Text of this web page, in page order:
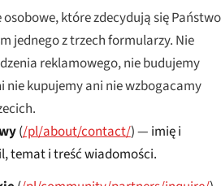
które zdecydują się Państwo
jednego z trzech formularzy. Nie
reklamowego, nie budujemy
kupujemy ani nie wzbogacamy
(/pl/about/contact/) — imię i
temat i treść wiadomości.